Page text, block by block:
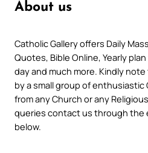
About us
Catholic Gallery offers Daily
Quotes, Bible Online, Yearly
day and much more. Kindly
by a small group of
from any Church or any
queries contact us through the
below.